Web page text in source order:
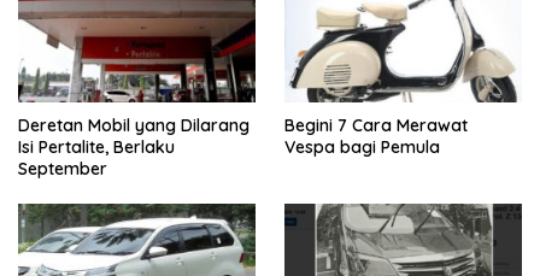
Deretan Mobil yang Dilarang
Isi Pertalite, Berlaku
September
Begini 7 Cara Merawat
Vespa bagi Pemula